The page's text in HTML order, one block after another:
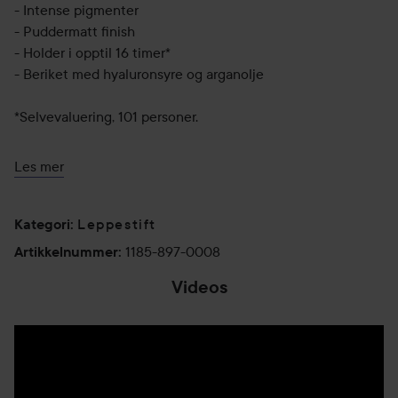
- Intense pigmenter
- Puddermatt finish
- Holder i opptil 16 timer*
- Beriket med hyaluronsyre og arganolje
*Selvevaluering, 101 personer.
Bruk:
Påfør Color Riche Intense Volume Matte fra midten av
munnvikene.
Les mer
Kategori: Leppestift
Artikkelnummer: 1185-897-0008
Videos